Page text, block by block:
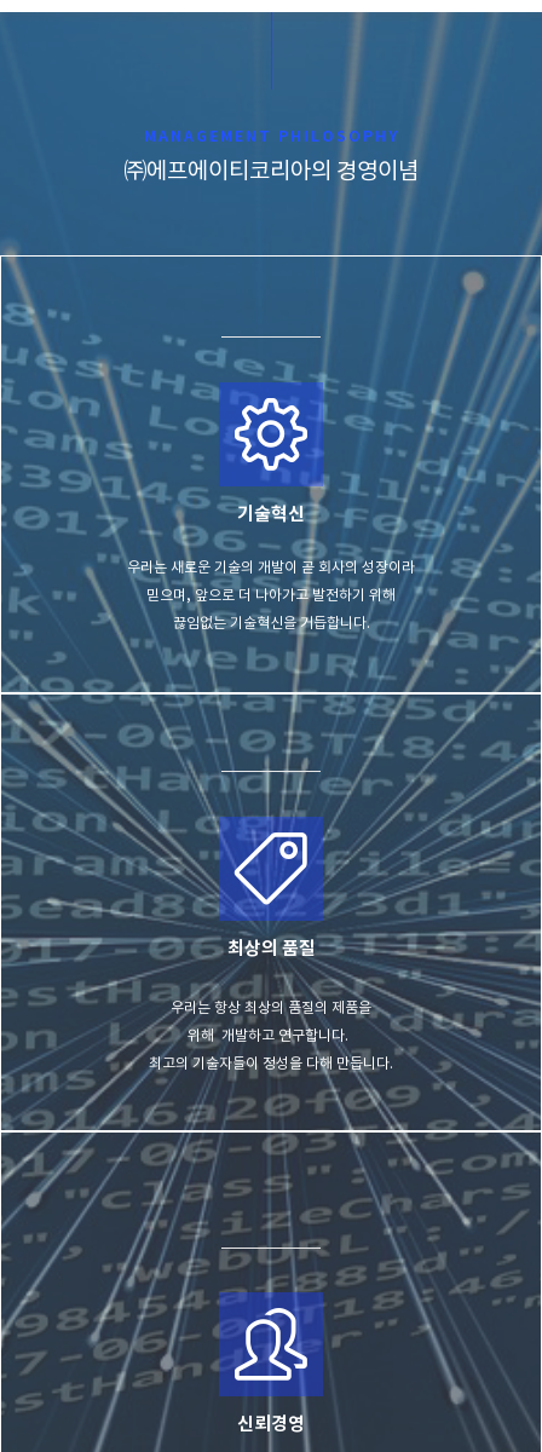
MANAGEMENT PHILOSOPHY
㈜에프에이티코리아의 경영이념
기술혁신
우리는 새로운 기술의 개발이 곧 회사의 성장이라
믿으며, 앞으로 더 나아가고 발전하기 위해
끊임없는기술혁신을 거듭합니다.
최상의 품질
우리는 항상 최상의 품질의 제품을
위해개발하고 연구합니다.
최고의 기술자들이 정성을 다해 만듭니다.
신뢰경영